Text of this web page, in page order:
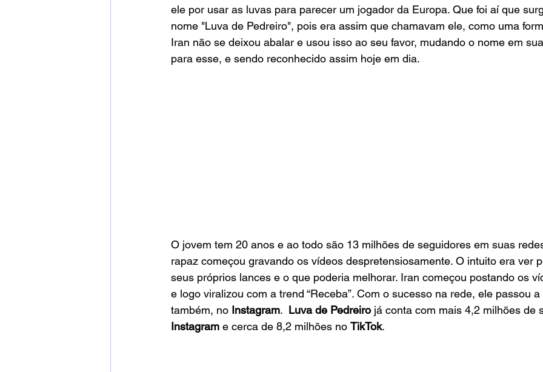
ele por usar as luvas para parecer um jogador da Europa. Que foi aí que
nome "Luva de Pedreiro", pois era assim que chamavam ele, como uma
Iran não se deixou abalar e usou isso ao seu favor, mudando o nome em
para esse, e sendo reconhecido assim hoje em dia.
O jovem tem 20 anos e ao todo são 13 milhões de seguidores em suas
rapaz começou gravando os vídeos despretensiosamente. O intuito era ver
seus próprios lances e o que poderia melhorar. Iran começou postando os
e logo viralizou com a trend “Receba”. Com o sucesso na rede, ele passou
também, no Instagram. Luva de Pedreiro já conta com mais 4,2 milhões de
Instagram e cerca de 8,2 milhões no TikTok.